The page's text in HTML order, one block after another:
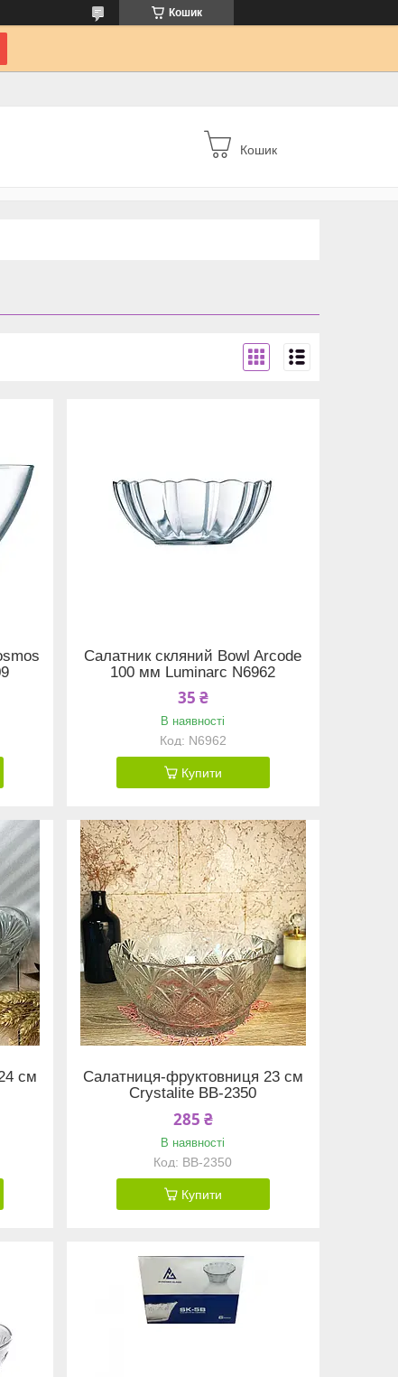
Кошик
Кошик
Салатник скляний Bowl Arcode
100 мм Luminarc N6962
35 ₴
В наявності
N6962
Купити
см
Салатниця-фруктовниця 23 см
Crystalite BB-2350
285 ₴
В наявності
BB-2350
Купити